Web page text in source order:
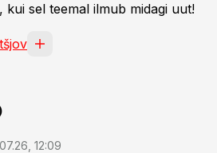
kui sel teemal ilmub midagi uut!
12:09